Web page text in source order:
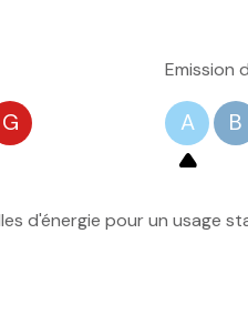
G
Emission
A B
d'énergie pour un usage